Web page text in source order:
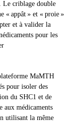
Le criblage double
« appât » et « proie »
et à valider la
pour les
MaMTH
pour isoler des
du SHC1 et de
aux médicaments
utilisant la même